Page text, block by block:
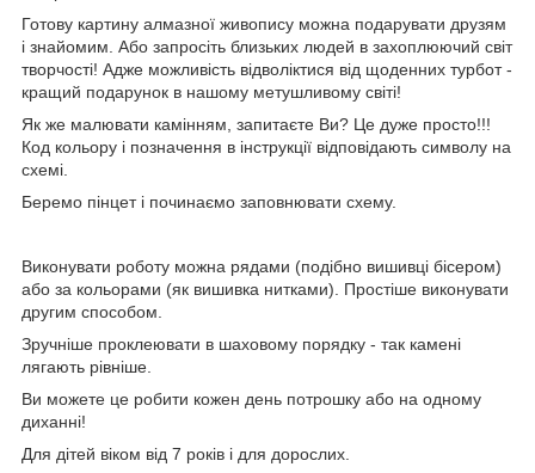
Готову картину алмазної живопису можна подарувати друзям
і знайомим. Або запросіть близьких людей в захоплюючий світ
творчості! Адже можливість відволіктися від щоденних турбот -
кращий подарунок в нашому метушливому світі!
Як же малювати камінням, запитаєте Ви? Це дуже просто!!!
Код кольору і позначення в інструкції відповідають символу на
схемі.
Беремо пінцет і починаємо заповнювати схему.
Виконувати роботу можна рядами (подібно вишивці бісером)
або за кольорами (як вишивка нитками). Простіше виконувати
другим способом.
Зручніше проклеювати в шаховому порядку - так камені
лягають рівніше.
Ви можете це робити кожен день потрошку або на одному
диханні!
Для дітей віком від 7 років і для дорослих.